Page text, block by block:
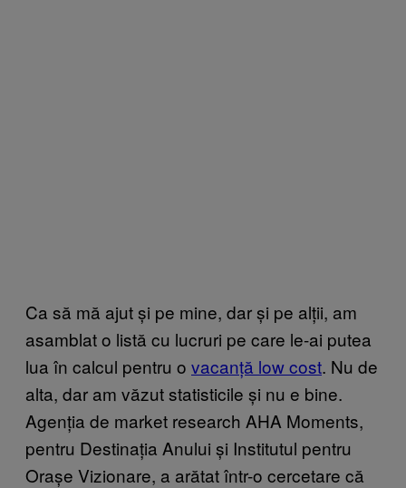
Ca să mă ajut și pe mine, dar și pe alții, am
asamblat o listă cu lucruri pe care le-ai putea
lua în calcul pentru o vacanță low cost. Nu de
alta, dar am văzut statisticile și nu e bine.
Agenția de market research AHA Moments,
pentru Destinația Anului și Institutul pentru
Orașe Vizionare, a arătat într-o cercetare că